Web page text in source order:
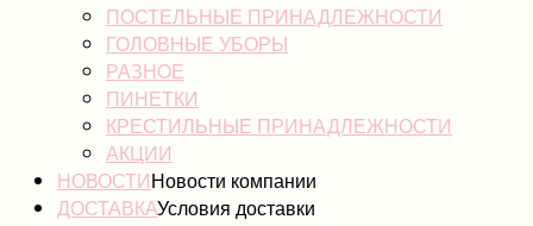
ПОСТЕЛЬНЫЕ ПРИНАДЛЕЖНОСТИ
ГОЛОВНЫЕ УБОРЫ
РАЗНОЕ
ПИНЕТКИ
КРЕСТИЛЬНЫЕ ПРИНАДЛЕЖНОСТИ
АКЦИИ
НОВОСТИНовости компании
ДОСТАВКАУсловия доставки